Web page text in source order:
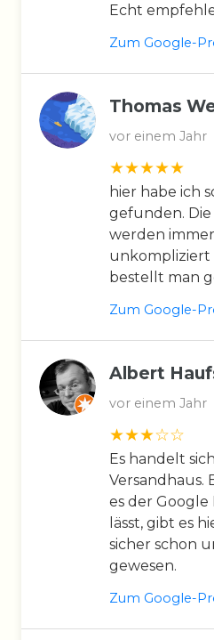
Echt
Zum Google-
Thomas
vor einem Jahr
hier habe ich
gefunden.
werden
unkompliziert
bestellt man
Zum Google-
Albert
vor einem Jahr
Es handelt
Versandhaus.
es der
lässt, gibt es
sicher schon
gewesen.
Zum Google-